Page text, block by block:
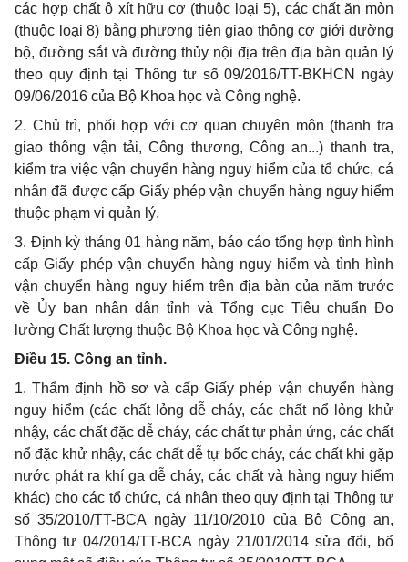
các hợp chất ô xít hữu cơ (thuộc loại 5), các chất ăn mòn
(thuộc loại 8) bằng phương tiện giao thông cơ giới đường
bộ, đường sắt và đường thủy nội địa trên địa bàn quản lý
theo quy định tại Thông tư số 09/2016/TT-BKHCN ngày
09/06/2016 của Bộ Khoa học và Công nghệ.
2. Chủ trì, phối hợp với cơ quan chuyên môn (thanh tra
giao thông vận tải, Công thương, Công an...) thanh tra,
kiểm tra việc vận chuyển hàng nguy hiểm của tổ chức, cá
nhân đã được cấp Giấy phép vận chuyển hàng nguy hiểm
thuộc phạm vi quản lý.
3. Định kỳ tháng 01 hàng năm, báo cáo tổng hợp tình hình
cấp Giấy phép vận chuyển hàng nguy hiểm và tình hình
vận chuyển hàng nguy hiểm trên địa bàn của năm trước
về Ủy ban nhân dân tỉnh và Tổng cục Tiêu chuẩn Đo
lường Chất lượng thuộc Bộ Khoa học và Công nghệ.
Điều 15. Công an tỉnh.
1. Thẩm định hồ sơ và cấp Giấy phép vận chuyển hàng
nguy hiểm (các chất lỏng dễ cháy, các chất nổ lỏng khử
nhậy, các chất đặc dễ cháy, các chất tự phản ứng, các chất
nổ đặc khử nhậy, các chất dễ tự bốc cháy, các chất khi gặp
nước phát ra khí ga dễ cháy, các chất và hàng nguy hiểm
khác) cho các tổ chức, cá nhân theo quy định tại Thông tư
số 35/2010/TT-BCA ngày 11/10/2010 của Bộ Công an,
Thông tư 04/2014/TT-BCA ngày 21/01/2014 sửa đổi, bổ